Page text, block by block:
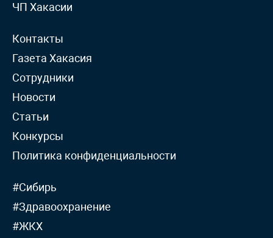
ЧП Хакасии
Контакты
Газета Хакасия
Сотрудники
Новости
Статьи
Конкурсы
Политика конфиденциальности
#Сибирь
#Здравоохранение
#ЖКХ